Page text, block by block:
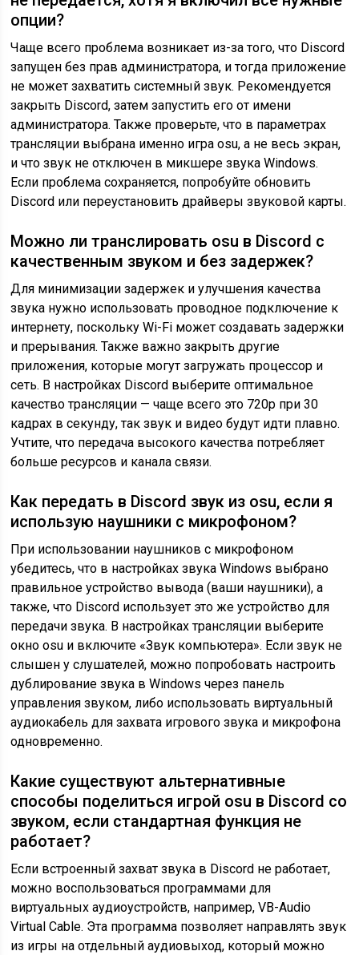
опции?
Чаще всего проблема возникает из-за того, что Discord
запущен без прав администратора, и тогда приложение
не может захватить системный звук. Рекомендуется
закрыть Discord, затем запустить его от имени
администратора. Также проверьте, что в параметрах
трансляции выбрана именно игра osu, а не весь экран,
и что звук не отключен в микшере звука Windows.
Если проблема сохраняется, попробуйте обновить
Discord или переустановить драйверы звуковой карты.
Можно ли транслировать osu в Discord с
качественным звуком и без задержек?
Для минимизации задержек и улучшения качества
звука нужно использовать проводное подключение к
интернету, поскольку Wi-Fi может создавать задержки
и прерывания. Также важно закрыть другие
приложения, которые могут загружать процессор и
сеть. В настройках Discord выберите оптимальное
качество трансляции — чаще всего это 720p при 30
кадрах в секунду, так звук и видео будут идти плавно.
Учтите, что передача высокого качества потребляет
больше ресурсов и канала связи.
Как передать в Discord звук из osu, если я
использую наушники с микрофоном?
При использовании наушников с микрофоном
убедитесь, что в настройках звука Windows выбрано
правильное устройство вывода (ваши наушники), а
также, что Discord использует это же устройство для
передачи звука. В настройках трансляции выберите
окно osu и включите «Звук компьютера». Если звук не
слышен у слушателей, можно попробовать настроить
дублирование звука в Windows через панель
управления звуком, либо использовать виртуальный
аудиокабель для захвата игрового звука и микрофона
одновременно.
Какие существуют альтернативные
способы поделиться игрой osu в Discord со
звуком, если стандартная функция не
работает?
Если встроенный захват звука в Discord не работает,
можно воспользоваться программами для
виртуальных аудиоустройств, например, VB-Audio
Virtual Cable. Эта программа позволяет направлять звук
из игры на отдельный аудиовыход, который можно